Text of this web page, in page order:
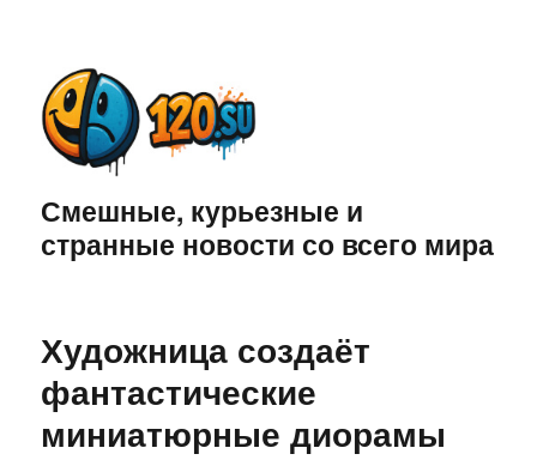
Смешные, курьезные и
странные новости со всего мира
Художница создаёт
фантастические
миниатюрные диорамы